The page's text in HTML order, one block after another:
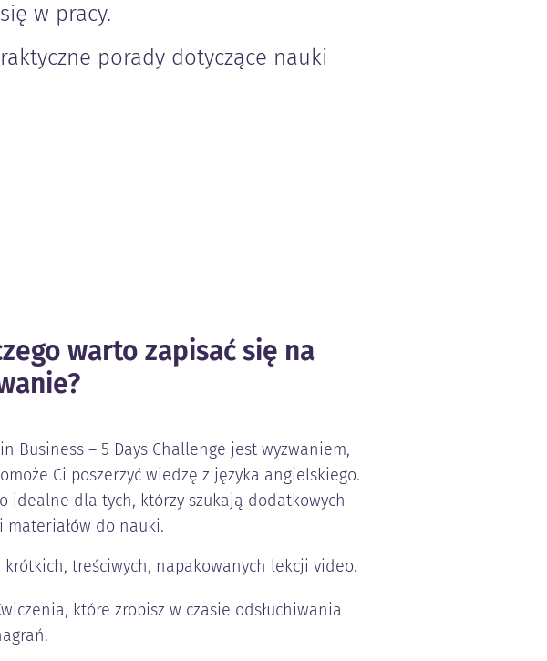
w pracy.
porady dotyczące nauki
warto zapisać się na
Business – 5 Days Challenge jest wyzwaniem,
Ci poszerzyć wiedzę z języka angielskiego.
idealne dla tych, którzy szukają dodatkowych
materiałów do nauki.
krótkich, treściwych, napakowanych lekcji video.
które zrobisz w czasie odsłuchiwania